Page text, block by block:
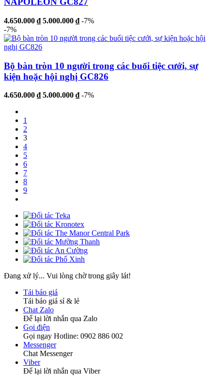
4.650.000 ₫ 5.000.000 ₫ -7%
-7%
Bộ bàn tròn 10 người trong các buổi tiệc cưới, sự
kiện hoặc hội nghị GC826
4.650.000 ₫ 5.000.000 ₫ -7%
1
2
3
4
5
6
7
8
9
Đang xử lý... Vui lòng chờ trong giây lát!
Tải báo giá
Tải báo giá sỉ & lẻ
Chat Zalo
Để lại lời nhắn qua Zalo
Gọi điện
Gọi ngay Hotline: 0902 886 002
Messenger
Chat Messenger
Viber
Để lại lời nhắn qua Viber